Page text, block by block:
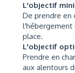
L'objectif
De prendre en
l'hébergement
place.
L'objectif
Prendre en
aux alentours